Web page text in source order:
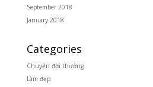
September 2018
January 2018
Categories
Chuyện đời thường
Làm đẹp